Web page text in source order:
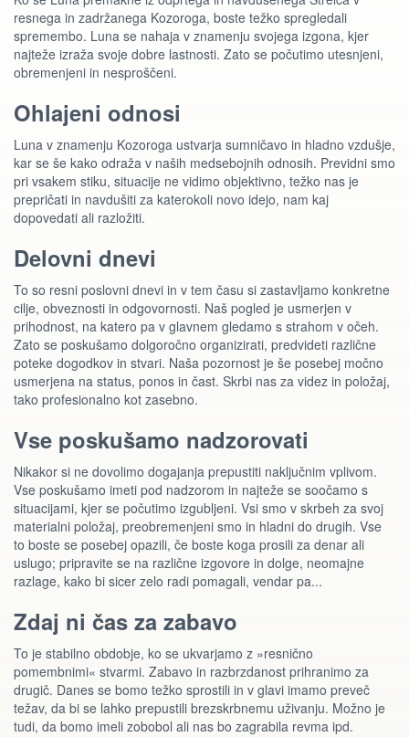
resnega in zadržanega Kozoroga, boste težko spregledali
spremembo. Luna se nahaja v znamenju svojega izgona, kjer
najteže izraža svoje dobre lastnosti. Zato se počutimo utesnjeni,
obremenjeni in nesproščeni.
Ohlajeni odnosi
Luna v znamenju Kozoroga ustvarja sumničavo in hladno vzdušje,
kar se še kako odraža v naših medsebojnih odnosih. Previdni smo
pri vsakem stiku, situacije ne vidimo objektivno, težko nas je
prepričati in navdušiti za katerokoli novo idejo, nam kaj
dopovedati ali razložiti.
Delovni dnevi
To so resni poslovni dnevi in v tem času si zastavljamo konkretne
cilje, obveznosti in odgovornosti. Naš pogled je usmerjen v
prihodnost, na katero pa v glavnem gledamo s strahom v očeh.
Zato se poskušamo dolgoročno organizirati, predvideti različne
poteke dogodkov in stvari. Naša pozornost je še posebej močno
usmerjena na status, ponos in čast. Skrbi nas za videz in položaj,
tako profesionalno kot zasebno.
Vse poskušamo nadzorovati
Nikakor si ne dovolimo dogajanja prepustiti naključnim vplivom.
Vse poskušamo imeti pod nadzorom in najteže se soočamo s
situacijami, kjer se počutimo izgubljeni. Vsi smo v skrbeh za svoj
materialni položaj, preobremenjeni smo in hladni do drugih. Vse
to boste se posebej opazili, če boste koga prosili za denar ali
uslugo; pripravite se na različne izgovore in dolge, neomajne
razlage, kako bi sicer zelo radi pomagali, vendar pa...
Zdaj ni čas za zabavo
To je stabilno obdobje, ko se ukvarjamo z »resnično
pomembnimi« stvarmi. Zabavo in razbrzdanost prihranimo za
drugič. Danes se bomo težko sprostili in v glavi imamo preveč
težav, da bi se lahko prepustili brezskrbnemu uživanju. Možno je
tudi, da bomo imeli zobobol ali nas bo zagrabila revma ipd.